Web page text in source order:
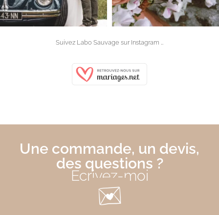
Suivez Labo Sauvage sur Instagram
Une commande, un devis,
des questions ?
Écrivez-moi